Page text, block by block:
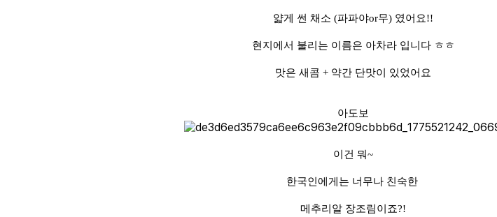
얇게 썬 채소 (파파야or무) 였어요!!
현지에서 불리는 이름은 아차라 입니다 ㅎㅎ
맛은 새콤 + 약간 단맛이 있었어요
아도보
이건 뭐~
한국인에게는 너무나 친숙한
메추리알 장조림이죠?!